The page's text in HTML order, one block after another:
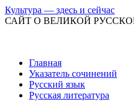
Культура — здесь и сейчас
САЙТ О ВЕЛИКОЙ РУССКОЙ
Перейти
содержимому
Главная
Указатель сочинений
Русский язык
Русская литература